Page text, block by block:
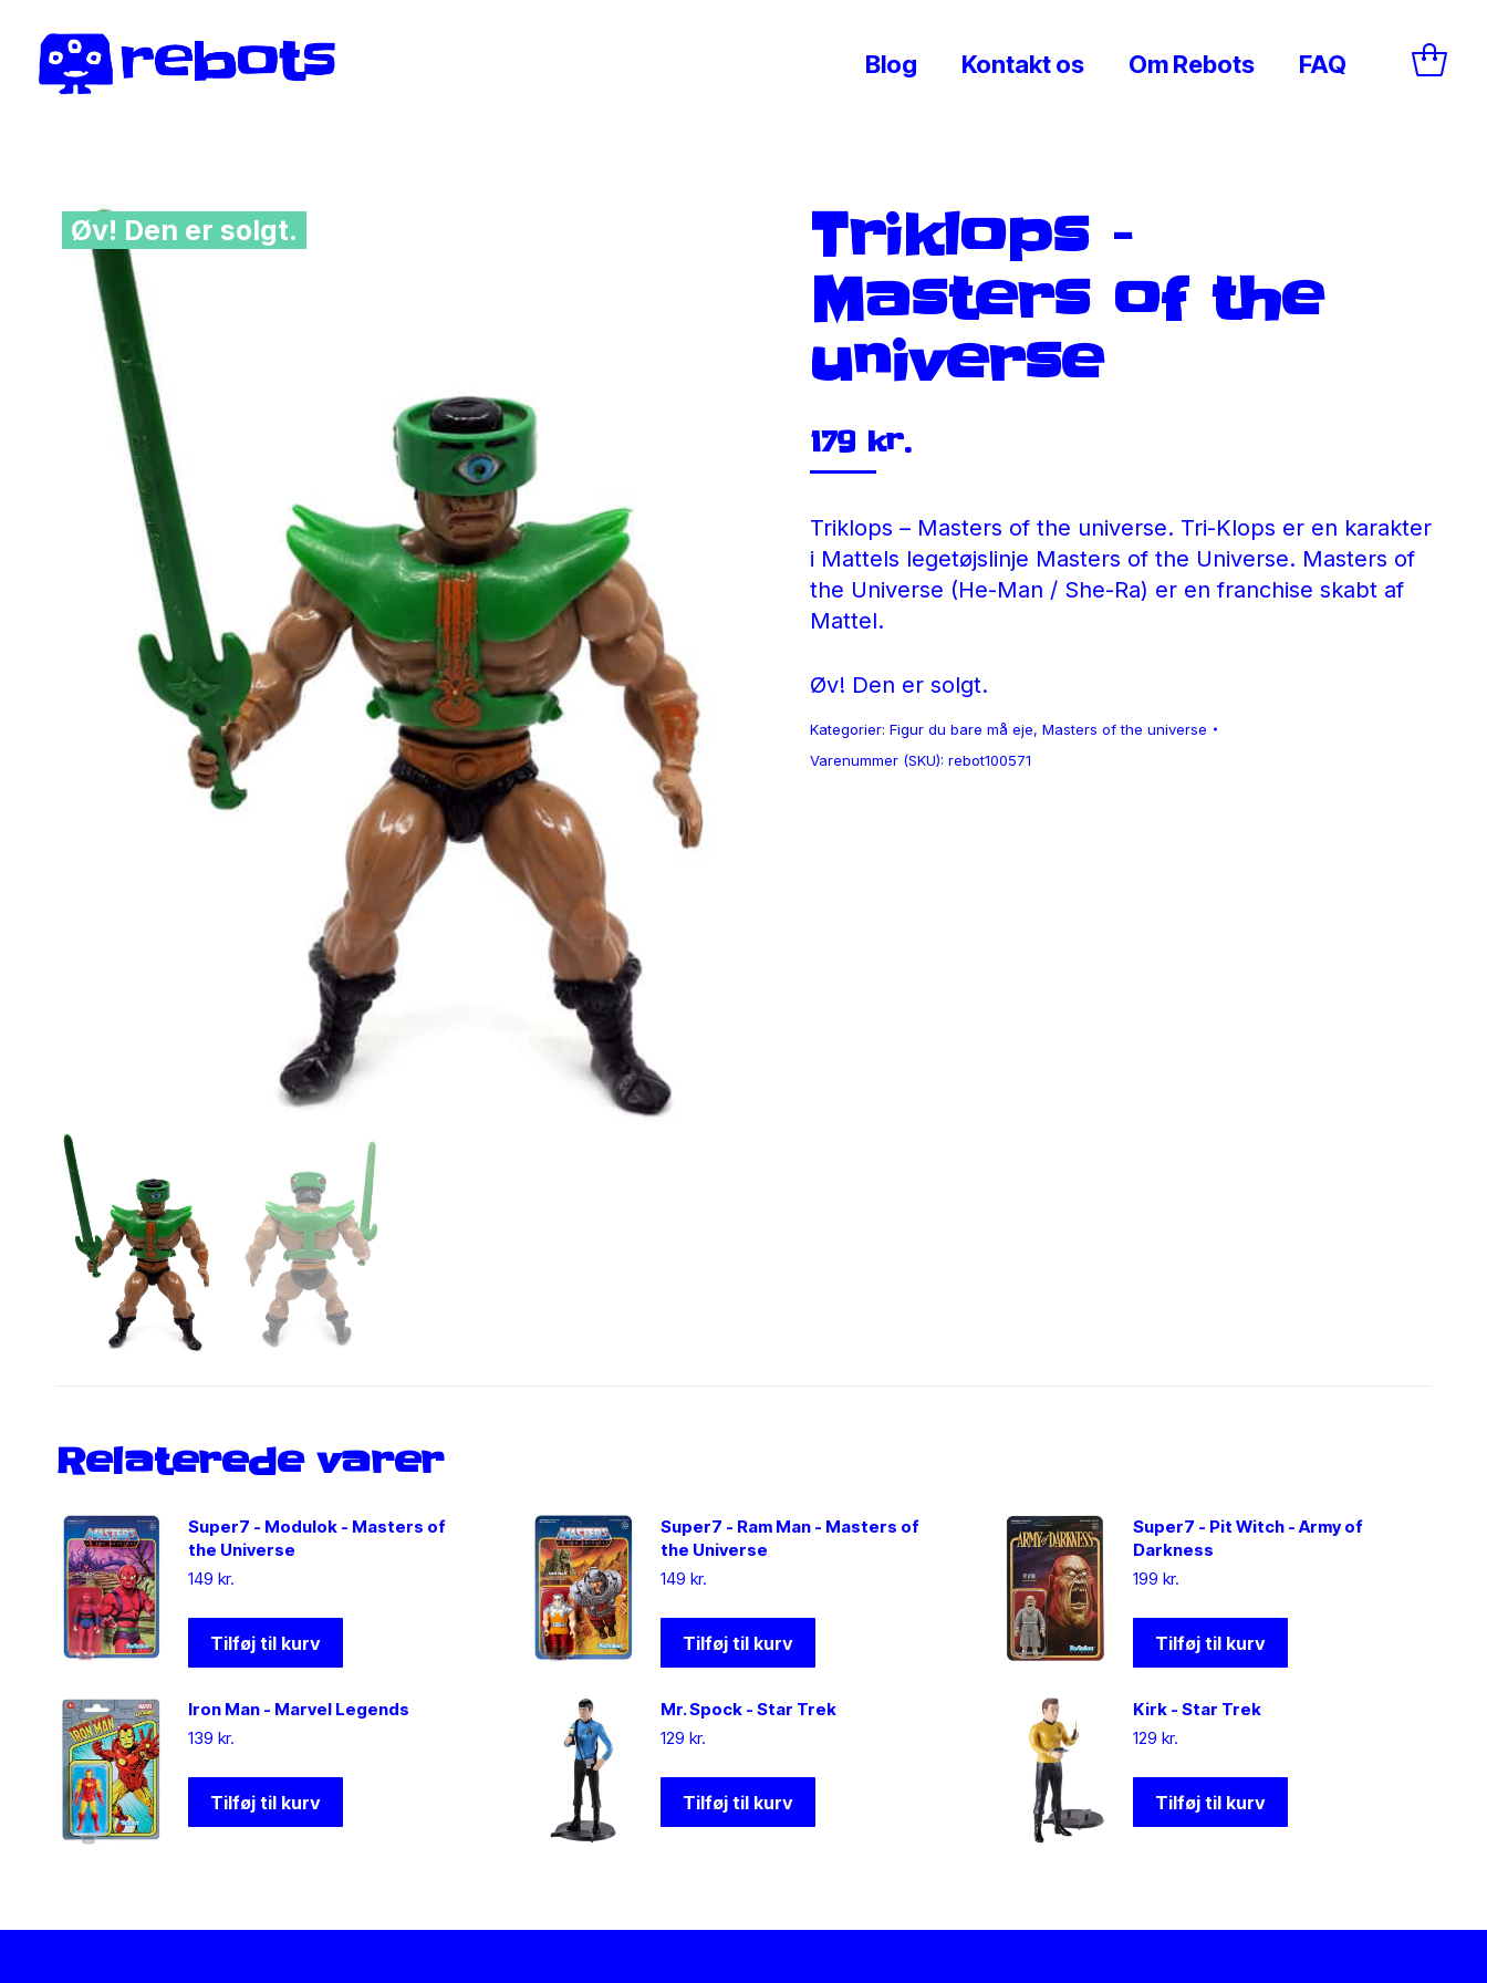
Blog Kontakt os Om Rebots FAQ
Øv! Den er solgt. Triklops –
Masters of the
universe
179 kr.
Triklops – Masters of the universe. Tri-Klops er en karakter
i Mattels legetøjslinje Masters of the Universe. Masters of
the Universe (He-Man / She-Ra) er en franchise skabt af
Mattel.
Øv! Den er solgt.
Kategorier: Figur du bare må eje, Masters of the universe
Varenummer (SKU): rebot100571
Relaterede varer
Super7 - Modulok - Masters of
the Universe
149 kr.
Tilføj til kurv
Super7 - Ram Man - Masters of
the Universe
149kr.
Tilføj til kurv
Super7 - Pit Witch - Army of
Darkness
199kr.
Tilføj til kurv
Iron Man - Marvel Legends
139 kr.
Tilføj til kurv
Mr. Spock - Star Trek
129kr.
Tilføj til kurv
Kirk - Star Trek
129kr.
Tilføj til kurv